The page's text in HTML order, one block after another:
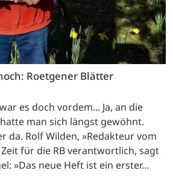
Roetgener Blätter
es doch vordem... Ja, an die
man sich längst gewöhnt.
da. Rolf Wilden, »Redakteur vom
für die RB verantwortlich, sagt
»Das neue Heft ist ein erster…